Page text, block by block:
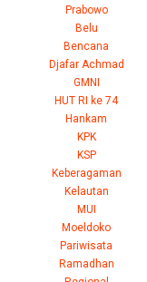
Prabowo
Belu
Bencana
Djafar Achmad
GMNI
HUT RI ke 74
Hankam
KPK
KSP
Keberagaman
Kelautan
MUI
Moeldoko
Pariwisata
Ramadhan